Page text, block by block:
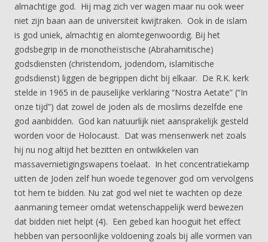
almachtige god. Hij mag zich ver wagen maar nu ook weer
niet zijn baan aan de universiteit kwijtraken. Ook in de islam
is god uniek, almachtig en alomtegenwoordig. Bij het
godsbegrip in de monotheïstische (Abrahamitische)
godsdiensten (christendom, jodendom, islamitische
godsdienst) liggen de begrippen dicht bij elkaar. De R.K. kerk
stelde in 1965 in de pauselijke verklaring “Nostra Aetate” (“In
onze tijd”) dat zowel de joden als de moslims dezelfde ene
god aanbidden. God kan natuurlijk niet aansprakelijk gesteld
worden voor de Holocaust. Dat was mensenwerk net zoals
hij nu nog altijd het bezitten en ontwikkelen van
massavernietigingswapens toelaat. In het concentratiekamp
uitten de Joden zelf hun woede tegenover god om vervolgens
tot hem te bidden. Nu zat god wel niet te wachten op deze
aanmaning temeer omdat wetenschappelijk werd bewezen
dat bidden niet helpt (4). Een gebed kan hooguit het effect
hebben van persoonlijke voldoening zoals bij alle vormen van